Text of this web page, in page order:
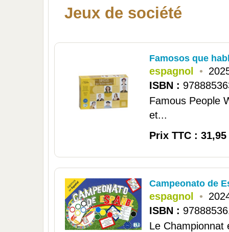
Jeux de société
Famosos que
espagnol •
ISBN :
Famous People
et...
Prix TTC : 31,95
Campeonato de
espagnol •
ISBN :
Le Championnat